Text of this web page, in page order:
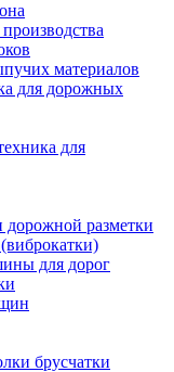
материалов
для дорожных
для
разметки
для дорог
брусчатки